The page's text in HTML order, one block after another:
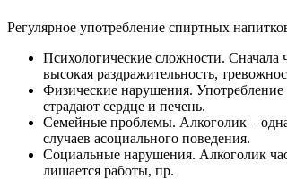
Регулярное употребление спиртных
Психологические сложности.
высокая раздражительность,
Физические нарушения.
страдают сердце и печень.
Семейные проблемы. Алкоголик –
случаев асоциального поведения.
Социальные нарушения. Алкоголик
лишается работы, пр.